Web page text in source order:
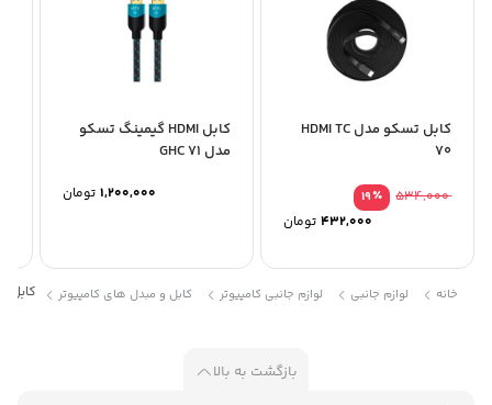
کابل تسکو مدل HDMI TC
70
٪19
534,000
تومان
کابل HDMI گیمینگ تسکو
مدل GHC 71
تومان
خانه لوازم جانبی لوازم جانبی کامپیوتر کابل و مبدل های کامپیوتر کابل TSCO TC 581 VGA 1.8m
بازگشت به بالا